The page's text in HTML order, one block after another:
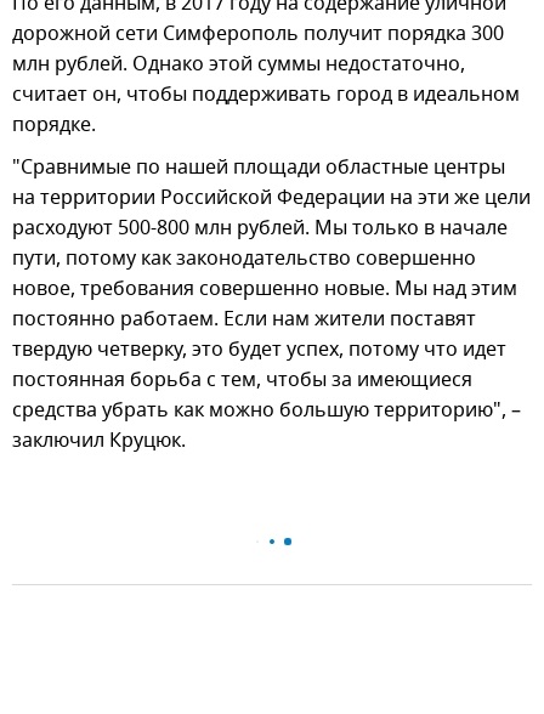
дорожной сети Симферополь получит порядка 300
млн рублей. Однако этой суммы недостаточно,
считает он, чтобы поддерживать город в идеальном
порядке.
"Сравнимые по нашей площади областные центры
на территории Российской Федерации на эти же цели
расходуют 500-800 млн рублей. Мы только в начале
пути, потому как законодательство совершенно
новое, требования совершенно новые. Мы над этим
постоянно работаем. Если нам жители поставят
твердую четверку, это будет успех, потому что идет
постоянная борьба с тем, чтобы за имеющиеся
средства убрать как можно большую территорию", –
заключил Круцюк.